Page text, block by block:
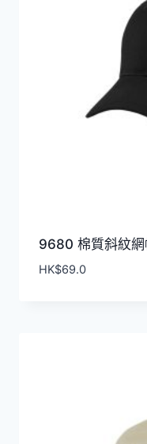
9680 棉質斜紋網
HK$69.0